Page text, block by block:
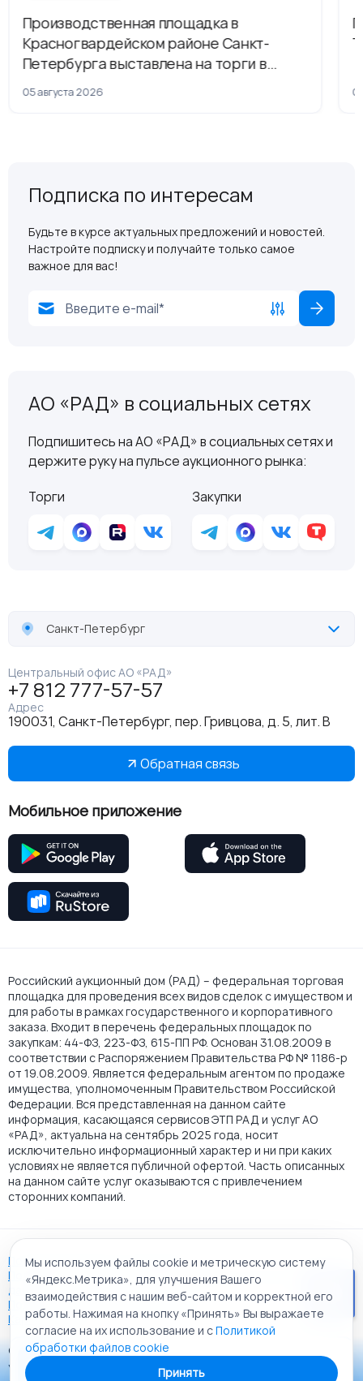
Производственная площадка в
Красногвардейском районе Санкт-
Петербурга выставлена на торги в
рамках приватизации
05 августа 2026
Подписка по интересам
Будьте в курсе актуальных предложений и новостей.
Настройте подписку и получайте только самое
важное для вас!
АО «РАД» в социальных сетях
Подпишитесь на АО «РАД» в социальных сетях и
держите руку на пульсе аукционного рынка:
Торги
Закупки
Санкт-Петербург
Центральный офис АО «РАД»
+7 812 777-57-57
Адрес
190031, Санкт-Петербург, пер. Гривцова, д. 5, лит. В
Обратная связь
Мобильное приложение
Российский аукционный дом (РАД) – федеральная торговая
площадка для проведения всех видов сделок с имуществом и
для работы в рамках государственного и корпоративного
заказа. Входит в перечень федеральных площадок по
закупкам: 44-ФЗ, 223-ФЗ, 615-ПП РФ. Основан 31.08.2009 в
соответствии с Распоряжением Правительства РФ № 1186-р
от 19.08.2009. Является федеральным агентом по продаже
имущества, уполномоченным Правительством Российской
Федерации. Вся представленная на данном сайте
информация, касающаяся сервисов ЭТП РАД и услуг АО
«РАД», актуальна на сентябрь 2025 года, носит
исключительно информационный характер и ни при каких
условиях не является публичной офертой. Часть описанных
на данном сайте услуг оказываются с привлечением
сторонних компаний.
Пользовательское соглашение
Политика АО "РАД" в отношении обработки персональных
данных
Политика обработки файлов cookie
Карта сайта
© 2009 - 2026 АО «Российский аукционный дом»
универсальная торговая площадка. Все права защищены.
Мы используем файлы cookie и метрическую систему
«Яндекс.Метрика», для улучшения Вашего
взаимодействия с нашим веб-сайтом и корректной его
работы. Нажимая на кнопку «Принять» Вы выражаете
согласие на их использование и сПолитикой
обработки файлов cookie
Принять
Приложение «РАД Каталог»